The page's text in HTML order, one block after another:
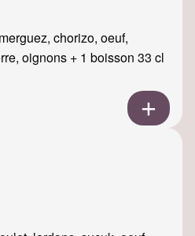
chorizo, oeuf,
oignons + 1 boisson 33 cl